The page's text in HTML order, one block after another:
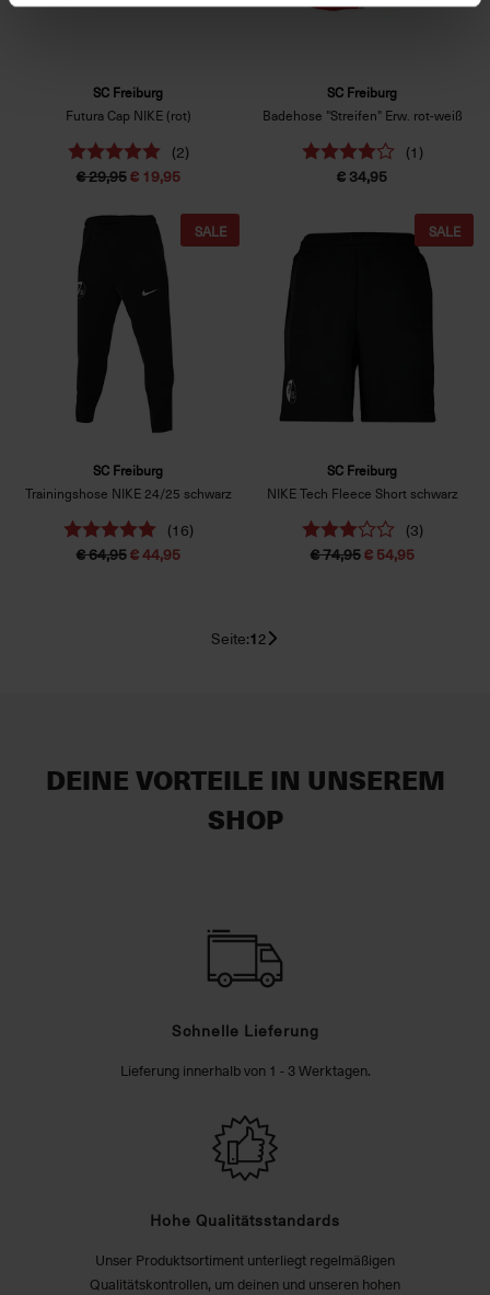
SC Freiburg
Futura Cap NIKE (rot)
(2)
€ 29,95€ 19,95
SC Freiburg
Badehose "Streifen" Erw. rot-weiß
(1)
€ 34,95
SC Freiburg
Trainingshose NIKE 24/25 schwarz
(16)
€ 64,95€ 44,95
SALE
SC Freiburg
NIKE Tech Fleece Short schwarz
(3)
€ 74,95€ 54,95
SALE
Seite:12
DEINE VORTEILE IN UNSEREM
SHOP
Schnelle Lieferung
Lieferung innerhalb von 1 - 3 Werktagen.
Hohe Qualitätsstandards
Unser Produktsortiment unterliegt regelmäßigen
Qualitätskontrollen, um deinen und unseren hohen